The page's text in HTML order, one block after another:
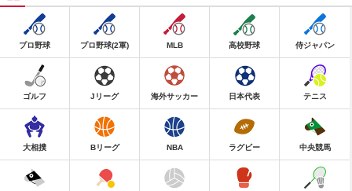
プロ野球 プロ野球(2軍) MLB 高校野球 侍ジャパン
ゴルフ Jリーグ 海外サッカー 日本代表 テニス
大相撲 Bリーグ NBA ラグビー 中央競馬